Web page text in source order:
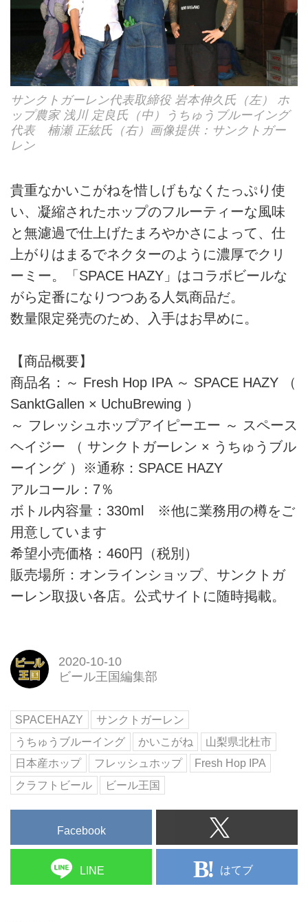
サンクトガーレン代表取締役 岩本伸久氏（左） ホ
ップ農家 浅川 定良氏（中）うちゅうブルーイング
代表 楠瀬 正紘氏（右）画像提供：サンクトガー
レン
貴重なかいこがねを惜しげもなくたっぷり使
い、凝縮されたホップのフルーティーな風味
と無濾過で仕上げたまろやかさによって、仕
上がりはまるでネクターのように濃厚でクリ
ーミー。「SPACE HAZY」はコラボビールな
がら定番になりつつある人気商品だ。
数量限定発売のため、入手はお早めに。
【商品概要】
商品名：～ Fresh Hop IPA ～ SPACE HAZY （
SanktGallen × UchuBrewing ）
～ フレッシュホップアイピーエー ～ スペース
ヘイジー （ サンクトガーレン × うちゅうブル
ーイング ）※通称：SPACE HAZY
アルコール：7％
ボトル内容量：330ml ※他に業務用の樽をご
用意しています
希望小売価格：460円（税別）
販売場所：オンラインショップ、サンクトガ
ーレン取扱い各店。公式サイトに随時掲載。
2020-10-10
ビール王国編集部
SPACEHAZY
サンクトガーレン
うちゅうブルーイング
かいこがね
山梨県北杜市
日本産ホップ
フレッシュホップ
Fresh Hop IPA
クラフトビール
ビール王国
Facebook
LINE はてブ